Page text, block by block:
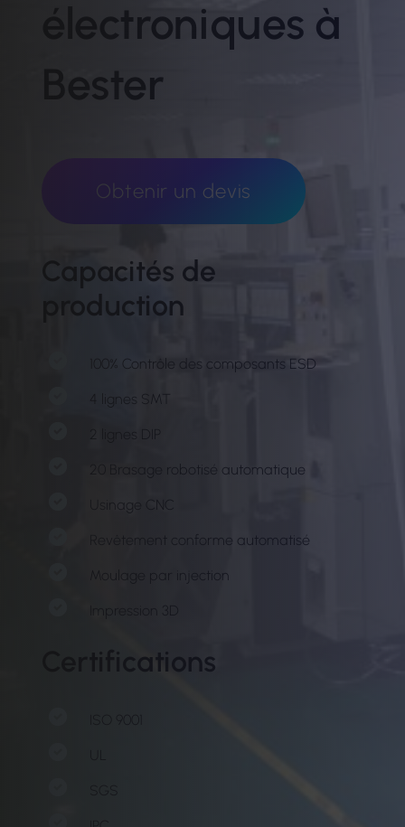
électroniques à
Bester
Obtenir un devis
Capacités de
production
100% Contrôle des composants ESD
4 lignes SMT
20 Brasage robotisé automatique
Revêtement conforme automatisé
Moulage par injection
Certifications